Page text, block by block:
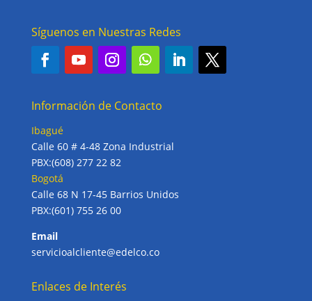
Síguenos en Nuestras Redes
Información de Contacto
Ibagué
Calle 60 # 4-48 Zona Industrial
PBX:(608) 277 22 82
Bogotá
Calle 68 N 17-45 Barrios Unidos
PBX:(601) 755 26 00
Email
servicioalcliente@edelco.co
Enlaces de Interés